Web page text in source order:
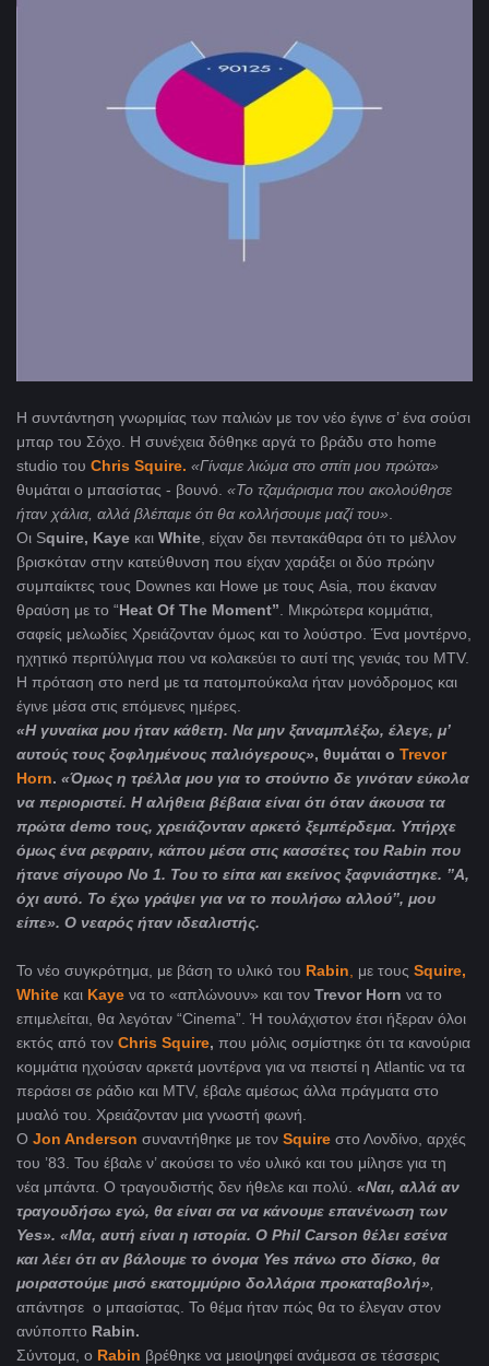
Η συντάντηση γνωριμίας των παλιών με τον νέο έγινε σ’ ένα σούσι
μπαρ του Σόχο. Η συνέχεια δόθηκε αργά το βράδυ στο home
studio του Chris Squire. «Γίναμε λιώμα στο σπίτι μου πρώτα»
θυμάται ο μπασίστας - βουνό. «Το τζαμάρισμα που ακολούθησε
ήταν χάλια, αλλά βλέπαμε ότι θα κολλήσουμε μαζί του».
Οι Squire, Kaye και White, είχαν δει πεντακάθαρα ότι το μέλλον
βρισκόταν στην κατεύθυνση που είχαν χαράξει οι δύο πρώην
συμπαίκτες τους Downes και Howe με τους Asia, που έκαναν
θραύση με το “Heat Of The Moment”. Μικρώτερα κομμάτια,
σαφείς μελωδίες Χρειάζονταν όμως και το λούστρο. Ένα μοντέρνο,
ηχητικό περιτύλιγμα που να κολακεύει το αυτί της γενιάς του MTV.
Η πρόταση στο nerd με τα πατομπούκαλα ήταν μονόδρομος και
έγινε μέσα στις επόμενες ημέρες.
«Η γυναίκα μου ήταν κάθετη. Να μην ξαναμπλέξω, έλεγε, μ’
αυτούς τους ξοφλημένους παλιόγερους», θυμάται ο Trevor
Horn. «Όμως η τρέλλα μου για το στούντιο δε γινόταν εύκολα
να περιοριστεί. Η αλήθεια βέβαια είναι ότι όταν άκουσα τα
πρώτα demo τους, χρειάζονταν αρκετό ξεμπέρδεμα. Υπήρχε
όμως ένα ρεφραιν, κάπου μέσα στις κασσέτες του Rabin που
ήτανε σίγουρο Νο 1. Του το είπα και εκείνος ξαφνιάστηκε. ’’A,
όχι αυτό. Το έχω γράψει για να το πουλήσω αλλού’’, μου
είπε». O νεαρός ήταν ιδεαλιστής.
Το νέο συγκρότημα, με βάση το υλικό του Rabin, με τους Squire,
White και Kaye να το «απλώνουν» και τον Trevor Horn να το
επιμελείται, θα λεγόταν “Cinema”. Ή τουλάχιστον έτσι ήξεραν όλοι
εκτός από τον Chris Squire, που μόλις οσμίστηκε ότι τα κανούρια
κομμάτια ηχούσαν αρκετά μοντέρνα για να πειστεί η Atlantic να τα
περάσει σε ράδιο και MTV, έβαλε αμέσως άλλα πράγματα στο
μυαλό του. Χρειάζονταν μια γνωστή φωνή.
Ο Jon Anderson συναντήθηκε με τον Squire στο Λονδίνο, αρχές
του ’83. Του έβαλε ν’ ακούσει το νέο υλικό και του μίλησε για τη
νέα μπάντα. Ο τραγουδιστής δεν ήθελε και πολύ. «Ναι, αλλά αν
τραγουδήσω εγώ, θα είναι σα να κάνουμε επανένωση των
Yes». «Μα, αυτή είναι η ιστορία. Ο Phil Carson θέλει εσένα
και λέει ότι αν βάλουμε το όνομα Yes πάνω στο δίσκο, θα
μοιραστούμε μισό εκατομμύριο δολλάρια προκαταβολή»,
απάντησε ο μπασίστας. Το θέμα ήταν πώς θα το έλεγαν στον
ανύποπτο Rabin.
Σύντομα, ο Rabin βρέθηκε να μειoψηφεί ανάμεσα σε τέσσερις